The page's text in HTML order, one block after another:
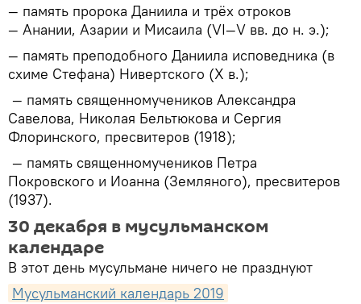
— память пророка Даниила и трёх отроков
— Анании, Азарии и Мисаила (VI—V вв. до н. э.);
— память преподобного Даниила исповедника (в
схиме Стефана) Нивертского (X в.);
— память священномучеников Александра
Савелова, Николая Бельтюкова и Сергия
Флоринского, пресвитеров (1918);
— память священномучеников Петра
Покровского и Иоанна (Земляного), пресвитеров
(1937).
30 декабря в мусульманском
календаре
В этот день мусульмане ничего не празднуют
Мусульманский календарь 2019